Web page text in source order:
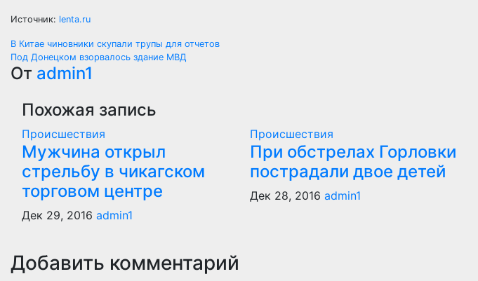
Источник: lenta.ru
Навигация
по
записям
В Китае чиновники скупали трупы для отчетов
Под Донецком взорвалось здание МВД
От admin1
Похожая запись
Происшествия
Мужчина открыл
стрельбу в чикагском
торговом центре
Дек 29, 2016 admin1
Происшествия
При обстрелах Горловки
пострадали двое детей
Дек 28, 2016admin1
Добавить комментарий